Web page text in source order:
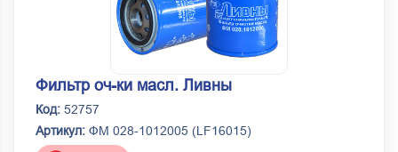
Фильтр оч-ки масл. Ливны
Код: 52757
Артикул: ФМ 028-1012005 (LF16015)